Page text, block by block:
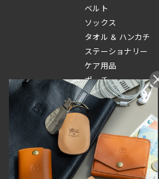
ベルト
ソックス
タオル & ハンカチ
ステーショナリー
ケア用品
ポーチ
その他